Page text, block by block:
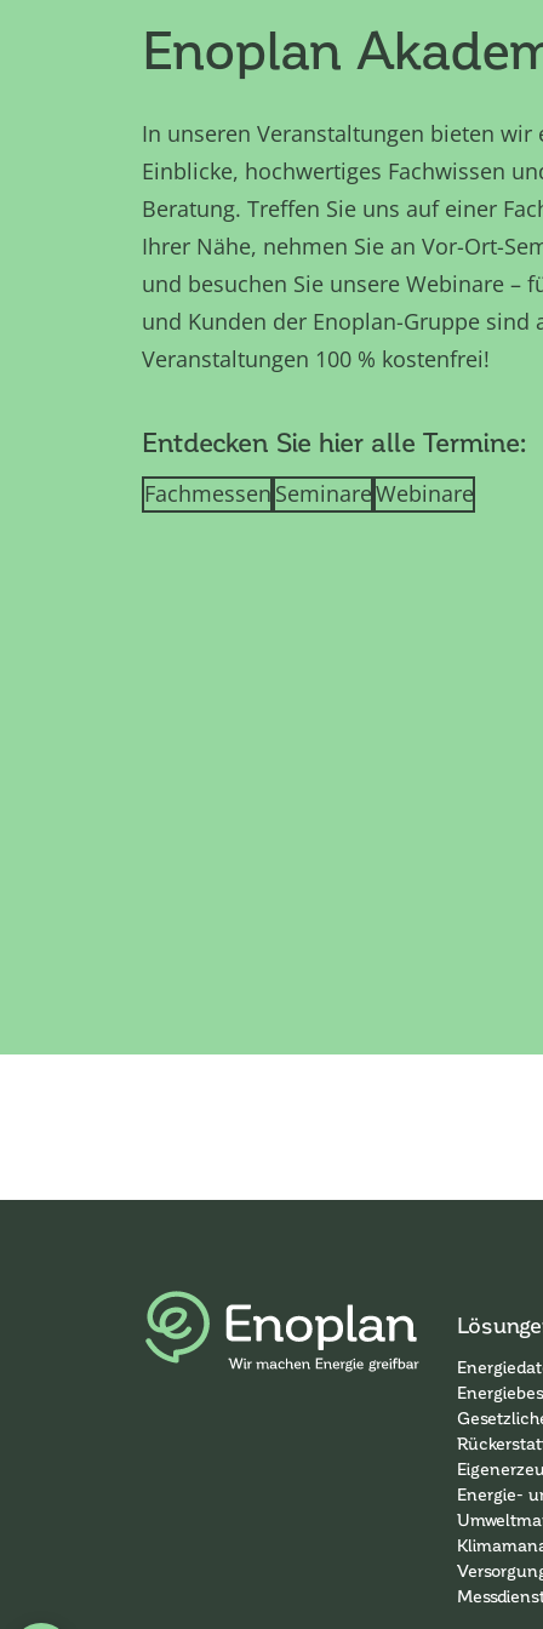
Enoplan
In unseren Veranstaltungen bieten wir
Einblicke, hochwertiges Fachwissen
Beratung. Treffen Sie uns auf einer
Ihrer Nähe, nehmen Sie an Vor-Ort-
und besuchen Sie unsere Webinare –
und Kunden der Enoplan-Gruppe sind
Veranstaltungen 100 % kostenfrei!
Entdecken Sie hier alle Termine:
Fachmessen SeminareWebinare
Energie-